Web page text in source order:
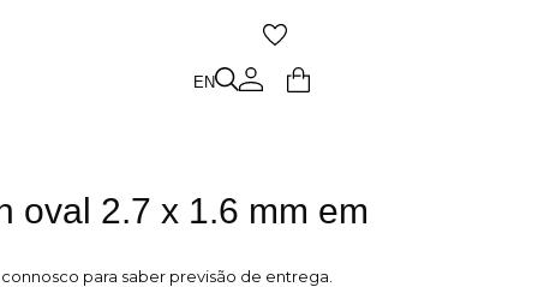
EN
oval 2.7 x 1.6 mm em
para saber previsão de entrega.